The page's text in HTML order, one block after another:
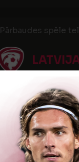
Pārbaudes spēle
Sporta arēna "Ogre"
Telpu futbola